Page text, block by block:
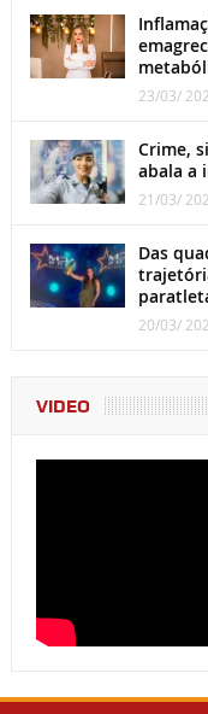
23/03/
Crime,
abala a
21/03/
Das
20/03/
VIDEO